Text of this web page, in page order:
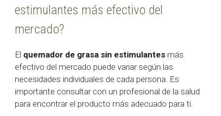
estimulantes más efectivo del
mercado?
El quemador de grasa sin estimulantes más
efectivo del mercado puede variar según las
necesidades individuales de cada persona. Es
importante consultar con un profesional de la salud
para encontrar el producto más adecuado para ti.